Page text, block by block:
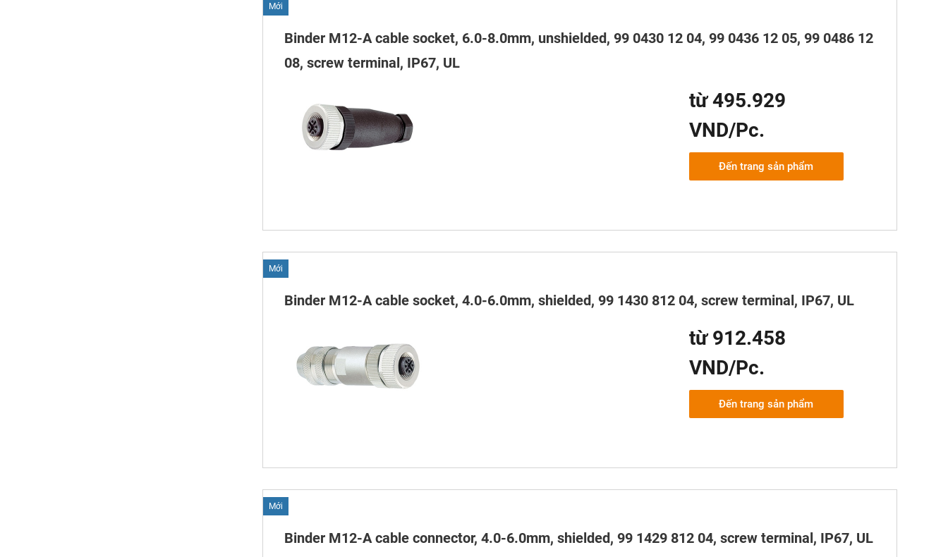
Mới
Binder M12-A cable socket, 6.0-8.0mm, unshielded, 99 0430 12 04, 99 0436 12 05, 99 0486 12
08, screw terminal, IP67, UL
từ 495.929
VND/Pc.
Đến trang sản phẩm
Mới
Binder M12-A cable socket, 4.0-6.0mm, shielded, 99 1430 812 04, screw terminal, IP67, UL
từ 912.458
VND/Pc.
Đến trang sản phẩm
Mới
Binder M12-A cable connector, 4.0-6.0mm, shielded, 99 1429 812 04, screw terminal, IP67, UL